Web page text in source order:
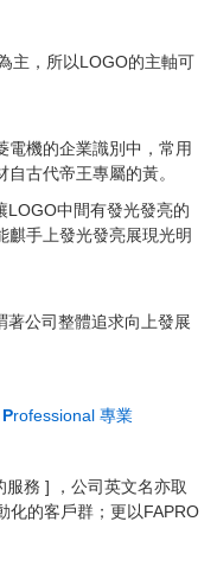
主，所以LOGO的主軸可
電機的企業識別中，常用
古代帝王專屬的黃。
LOGO中間有發光發亮的
麒手上發光發亮展現光明
著公司整體追求向上發展
Professional 專業
務 ] ，公司英文名亦取
化的客戶群；更以FAPRO